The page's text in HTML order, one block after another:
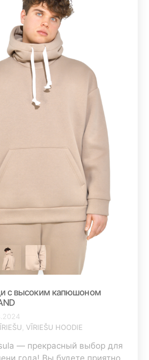
с высоким капюшоном
VĪRIEŠU HOODIE
— прекрасный выбор для